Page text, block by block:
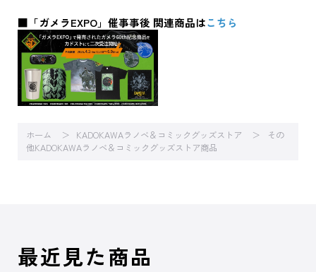
■「ガメラEXPO」催事事後 関連商品はこちら
ホーム KADOKAWAラノベ＆コミックグッズストア
その
他KADOKAWAラノベ＆コミックグッズストア商品
最近見た商品